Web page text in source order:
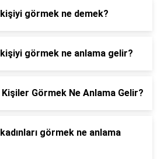
görmek ne demek?
kişiyi görmek ne anlama gelir?
Kişiler Görmek Ne Anlama Gelir?
görmek ne anlama